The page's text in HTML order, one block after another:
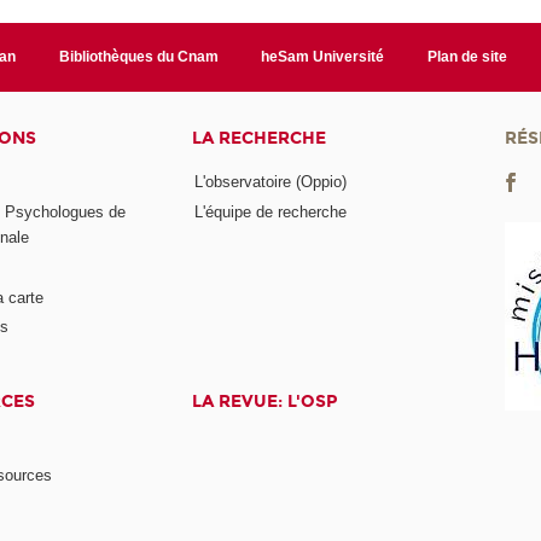
Bibliothèques du Cnam heSam Université Plan de site
de
carte
LA RECHERCHE
L'observatoire (Oppio)
L'équipe de recherche
LA REVUE: L'OSP